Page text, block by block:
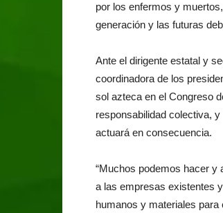
por los enfermos y
generación y las futuras
Ante el dirigente estatal y
coordinadora de los
sol azteca en el Congreso
responsabilidad colectiva,
actuará en consecuencia.
“Muchos podemos hacer y
a las empresas existentes
humanos y materiales